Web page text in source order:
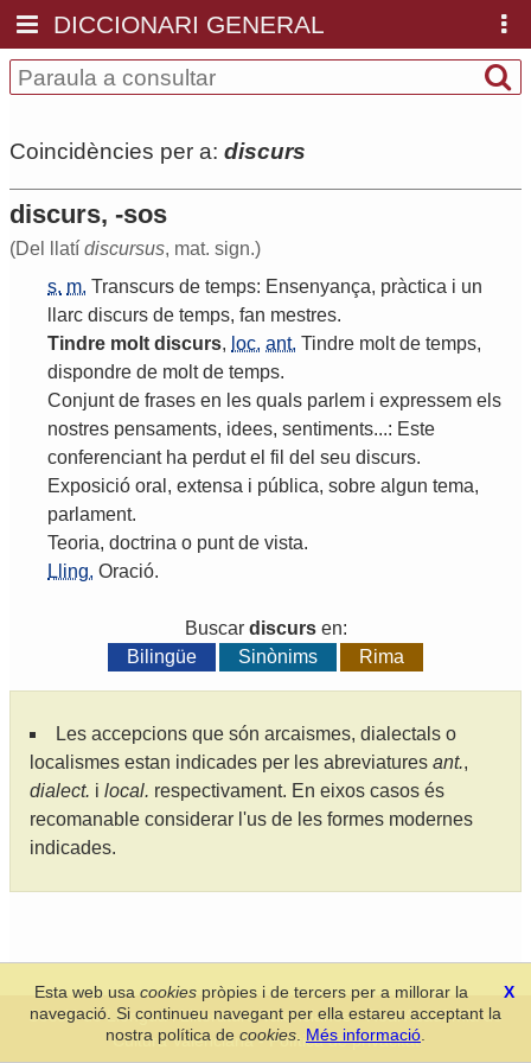
DICCIONARI GENERAL
Coincidències per a: discurs
discurs, -sos
(Del llatí discursus, mat. sign.)
s. m. Transcurs de temps: Ensenyança, pràctica i un
llarc discurs de temps, fan mestres.
Tindre molt discurs, loc. ant. Tindre molt de temps,
dispondre de molt de temps.
Conjunt de frases en les quals parlem i expressem els
nostres pensaments, idees, sentiments...: Este
conferenciant ha perdut el fil del seu discurs.
Exposició oral , extensa i pública, sobre algun tema,
parlament.
Teoria, doctrina o punt de vista.
Lling. Oració.
Buscar discursen:
Bilingüe
Sinònims Rima
Les accepcions que són arcaismes, dialectals o
localismes estan indicades per les abreviatures ant.,
dialect. i local. respectivament. En eixos casos és
recomanable considerar l'us de les formes modernes
indicades.
Secció de Llengua i Lliteratura Valencianes-Real Acadèmia de
Cultura Valenciana-Política de privacitat
X
Esta web usacookies pròpies i de tercers per a millorar la
navegació. Si continueu navegant per ella estareu acceptant la
nostra política de cookies Més informació